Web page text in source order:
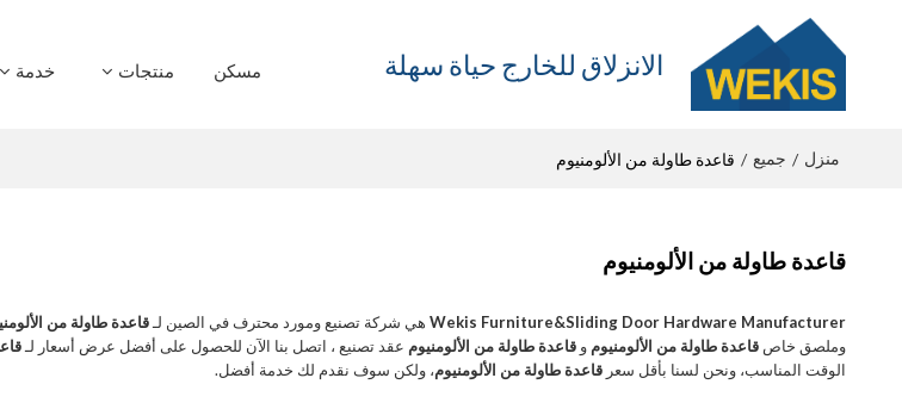
الانزلاق للخارج حياة سهلة مسكن منتجات خدمة
منزل / جميع / قاعدة طاولة من الألومنيوم
قاعدة طاولة من الألومنيوم
Wekis Furniture&Sliding Door Hardware Manufacturerهي شركة تصنيع ومورد محترف في الصين لـقاعدة طاولة من
وملصق خاص قاعدة طاولة من الألومنيوم و قاعدة طاولة من الألومنيوم عقد تصنيع ، اتصل بنا الآن للحصول على أفضل عرض أسعار لـ
الوقت المناسب، ونحن لسنا بأقل سعر قاعدة طاولة من الألومنيوم، ولكن سوف نقدم لك خدمة أفضل.